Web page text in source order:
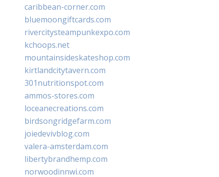
caribbean-corner.com
bluemoongiftcards.com
rivercitysteampunkexpo.com
kchoops.net
mountainsideskateshop.com
kirtlandcitytavern.com
301nutritionspot.com
ammos-stores.com
loceanecreations.com
birdsongridgefarm.com
joiedevivblog.com
valera-amsterdam.com
libertybrandhemp.com
norwoodinnwi.com